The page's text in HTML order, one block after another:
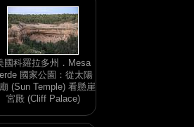
國科羅拉多州．Mesa
國家公園：從太陽
(Sun Temple) 看懸崖
宮殿 (Cliff Palace)